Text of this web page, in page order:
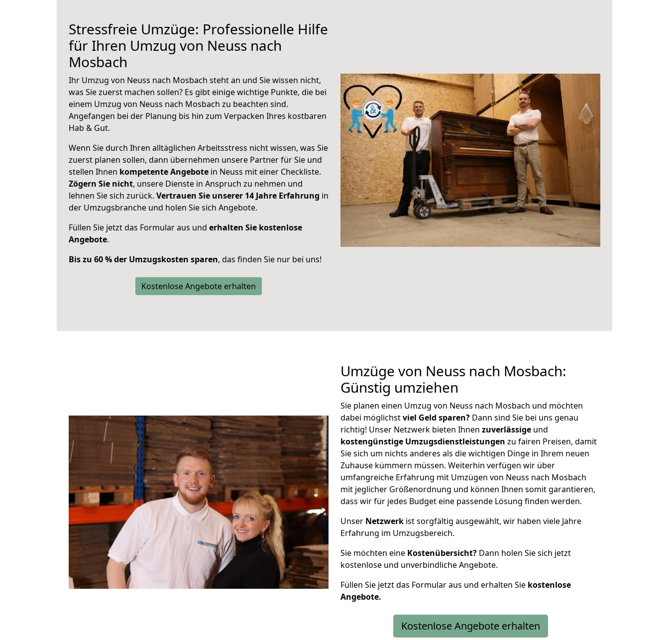
Stressfreie Umzüge: Professionelle Hilfe
für Ihren Umzug von Neuss nach
Mosbach
Ihr Umzug von Neuss nach Mosbach steht an und Sie wissen nicht,
was Sie zuerst machen sollen? Es gibt einige wichtige Punkte, die bei
einem Umzug von Neuss nach Mosbach zu beachten sind.
Angefangen bei der Planung bis hin zum Verpacken Ihres kostbaren
Hab & Gut.
Wenn Sie durch Ihren alltäglichen Arbeitsstress nicht wissen, was Sie
zuerst planen sollen, dann übernehmen unsere Partner für Sie und
stellen Ihnen kompetente Angebote in Neuss mit einer Checkliste.
Zögern Sie nicht, unsere Dienste in Anspruch zu nehmen und
lehnen Sie sich zurück. Vertrauen Sie unserer 14 Jahre Erfahrung in
der Umzugsbranche und holen Sie sich Angebote.
Füllen Sie jetzt das Formular aus und erhalten Sie kostenlose
Angebote.
Bis zu 60 % der Umzugskosten sparen, das finden Sie nur bei uns!
Kostenlose Angebote erhalten
Umzüge von Neuss nach Mosbach:
Günstig umziehen
Sie planen einen Umzug von Neuss nach Mosbach und möchten
dabei möglichstviel Geld sparen? Dann sind Sie bei uns genau
richtig! Unser Netzwerk bieten Ihnen zuverlässige und
kostengünstige Umzugsdienstleistungen zu fairen Preisen, damit
Sie sich um nichts anderes als die wichtigen Dinge in Ihrem neuen
Zuhause kümmern müssen. Weiterhin verfügen wir über
umfangreiche Erfahrung mit Umzügen von Neuss nach Mosbach
mit jeglicher Größenordnung und können Ihnen somit garantieren,
dass wir für jedes Budget eine passende Lösung finden werden.
Unser Netzwerk ist sorgfältig ausgewählt, wir haben viele Jahre
Erfahrung im Umzugsbereich.
Sie möchten eine Kostenübersicht? Dann holen Sie sich jetzt
kostenlose und unverbindliche Angebote.
Füllen Sie jetzt das Formular aus und erhalten Sie kostenlose
Angebote.
Kostenlose Angebote erhalten